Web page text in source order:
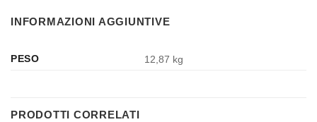
INFORMAZIONI AGGIUNTIVE
PESO 12,87 kg
PRODOTTI CORRELATI